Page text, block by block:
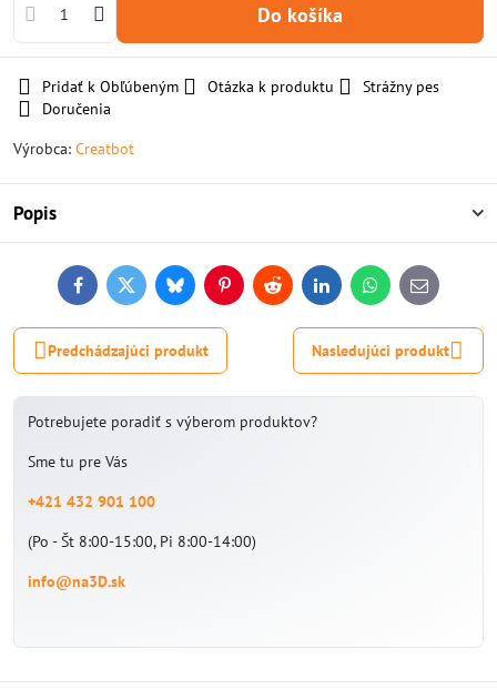
Do košíka
Pridať k Obľúbeným Otázka k produktu
Strážny pes
Doručenia
Výrobca: Creatbot
Popis
FacebookTwitterBlueskyPinterestReddit LinkedInWhatsApp
E-
mail
Predchádzajúci produkt Nasledujúci produkt
Potrebujete poradiť s výberom produktov?
Sme tu pre Vás
+421 432 901 100
(Po - Št 8:00-15:00, Pi 8:00-14:00)
info@na3D.sk